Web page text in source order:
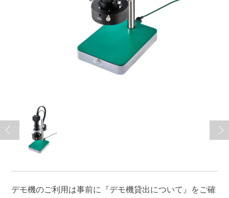
デモ機のご利用は事前に 『デモ機貸出について』
をご確